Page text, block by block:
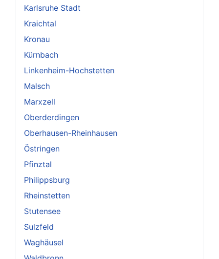
Karlsruhe Stadt
Kraichtal
Kronau
Kürnbach
Linkenheim-Hochstetten
Malsch
Marxzell
Oberderdingen
Oberhausen-Rheinhausen
Östringen
Pfinztal
Philippsburg
Rheinstetten
Stutensee
Sulzfeld
Waghäusel